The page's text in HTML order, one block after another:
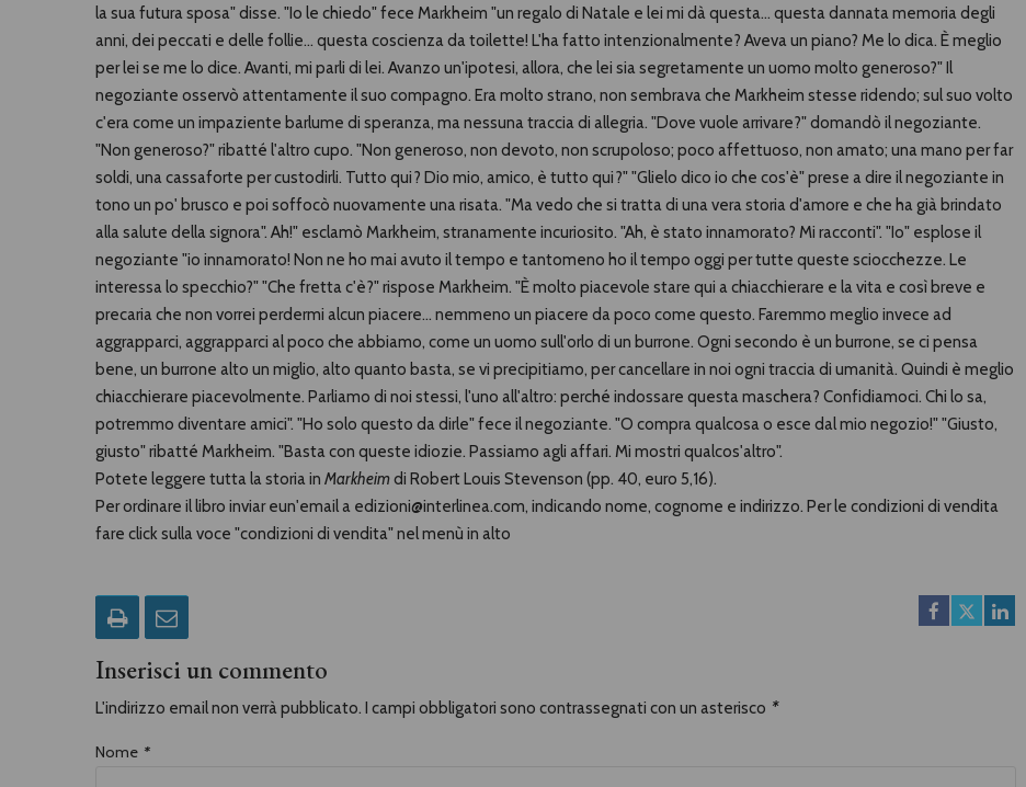
la sua futura sposa" disse. "Io le chiedo" fece Markheim "un regalo di Natale e lei mi dà questa... questa dannata memoria degli
anni, dei peccati e delle follie... questa coscienza da toilette! L'ha fatto intenzionalmente? Aveva un piano? Me lo dica. È meglio
per lei se me lo dice. Avanti, mi parli di lei. Avanzo un'ipotesi, allora, che lei sia segretamente un uomo molto generoso?" Il
negoziante osservò attentamente il suo compagno. Era molto strano, non sembrava che Markheim stesse ridendo; sul suo volto
c'era come un impaziente barlume di speranza, ma nessuna traccia di allegria. "Dove vuole arrivare?" domandò il negoziante.
"Non generoso?" ribatté l'altro cupo. "Non generoso, non devoto, non scrupoloso; poco affettuoso, non amato; una mano per far
soldi, una cassaforte per custodirli. Tutto qui? Dio mio, amico, è tutto qui?" "Glielo dico io che cos'è" prese a dire il negoziante in
tono un po' brusco e poi soffocò nuovamente una risata. "Ma vedo che si tratta di una vera storia d'amore e che ha già brindato
alla salute della signora". Ah!" esclamò Markheim, stranamente incuriosito. "Ah, è stato innamorato? Mi racconti". "Io" esplose il
negoziante "io innamorato! Non ne ho mai avuto il tempo e tantomeno ho il tempo oggi per tutte queste sciocchezze. Le
interessa lo specchio?" "Che fretta c'è?" rispose Markheim. "È molto piacevole stare qui a chiacchierare e la vita e così breve e
precaria che non vorrei perdermi alcun piacere... nemmeno un piacere da poco come questo. Faremmo meglio invece ad
aggrapparci, aggrapparci al poco che abbiamo, come un uomo sull'orlo di un burrone. Ogni secondo è un burrone, se ci pensa
bene, un burrone alto un miglio, alto quanto basta, se vi precipitiamo, per cancellare in noi ogni traccia di umanità. Quindi è meglio
chiacchierare piacevolmente. Parliamo di noi stessi, l'uno all'altro: perché indossare questa maschera? Confidiamoci. Chi lo sa,
potremmo diventare amici". "Ho solo questo da dirle" fece il negoziante. "O compra qualcosa o esce dal mio negozio!" "Giusto,
giusto" ribatté Markheim. "Basta con queste idiozie. Passiamo agli affari. Mi mostri qualcos'altro".
Potete leggere tutta la storia in Markheimdi Robert Louis Stevenson (pp. 40, euro 5,16).
Per ordinare il libro inviar eun'email a edizioni@interlinea.com, indicando nome, cognome e indirizzo. Per le condizioni di vendita
fare click sulla voce "condizioni di vendita" nel menù in alto
Inserisci un commento
L'indirizzo email non verrà pubblicato. I campi obbligatori sono contrassegnati con un asterisco *
Nome *